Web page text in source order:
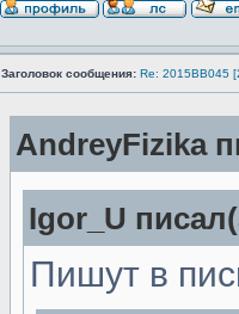
Заголовок сообщения: Re: 2015ВВ045
AndreyFizika
Igor_U
Пишут в